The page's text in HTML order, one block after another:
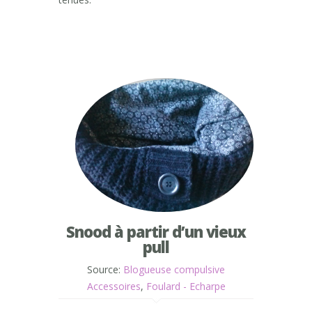
Snood à partir d’un vieux
pull
Source: Blogueuse compulsive
Accessoires, Foulard - Echarpe